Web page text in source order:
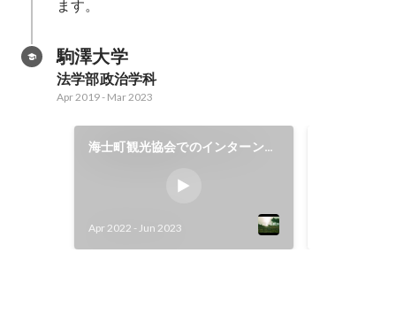
駒澤大学
法学部政治学科
Apr 2019- Mar 2023
海士町観光協会でのインターンシ
Apr 2022 - Jun 2023